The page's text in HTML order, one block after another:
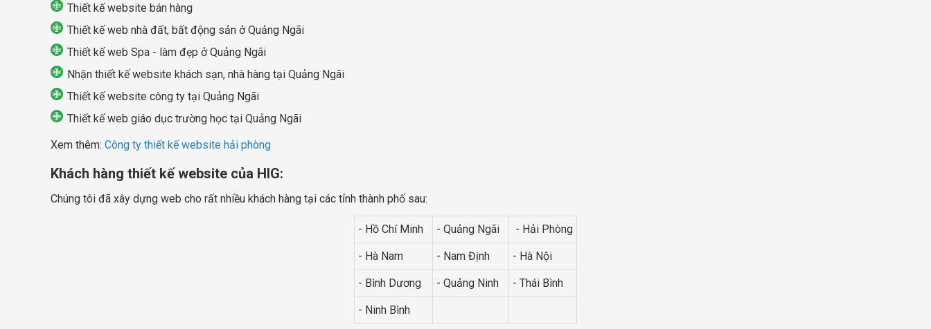
Thiết kế website bán hàng
Thiết kế web nhà đất, bất động sản ở Quảng Ngãi
Thiết kế web Spa - làm đẹp ở Quảng Ngãi
Nhận thiết kế website khách sạn, nhà hàng tại Quảng Ngãi
Thiết kế website công ty tại Quảng Ngãi
Thiết kế web giáo dục trường học tại Quảng Ngãi
Xem thêm: Công ty thiết kế website hải phòng
Khách hàng thiết kế website của HIG:
Chúng tôi đã xây dựng web cho rất nhiều khách hàng tại các tỉnh thành phố sau:
- Hồ Chí Minh - Quảng Ngãi - Hải Phòng
- Hà Nam - Nam Định - Hà Nội
- Bình Dương - Quảng Ninh - Thái Bình
- Ninh Bình